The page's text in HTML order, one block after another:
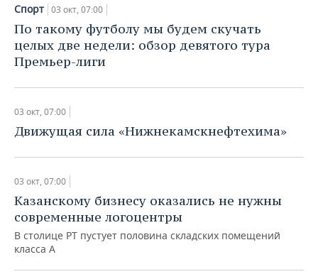
ХОККЕЙ С МЯЧОМ
ПРОИСШЕСТВИЯ
Спорт 03 окт, 07:00
По такому футболу мы будем скучать
целых две недели: обзор девятого тура
Премьер-лиги
03 окт, 07:00
Движущая сила «Нижнекамскнефтехима»
03 окт, 07:00
Казанскому бизнесу оказались не нужны
современные логоцентры
В столице РТ пустует половина складских помещений
класса А